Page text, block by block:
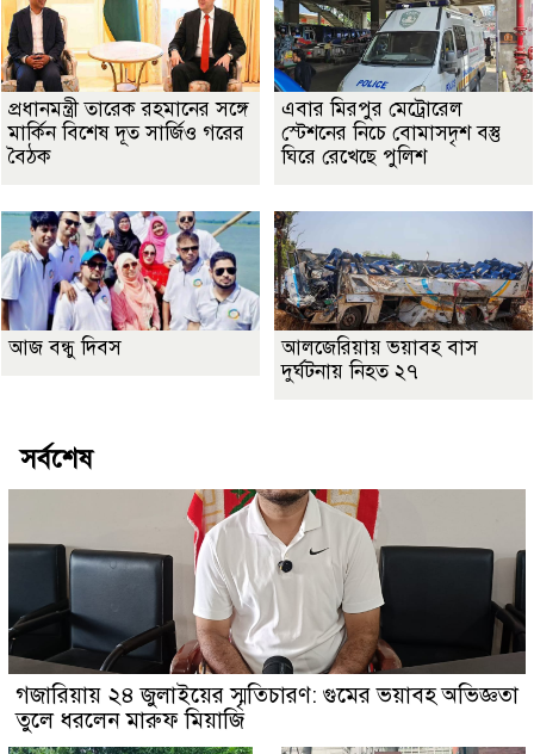
প্রধানমন্ত্রী তারেক রহমানের সঙ্গে
মার্কিন বিশেষ দূত সার্জিও গরের
বৈঠক
এবার মিরপুর মেট্রোরেল
স্টেশনের নিচে বোমাসদৃশ বস্তু
ঘিরে রেখেছে পুলিশ
আজ বন্ধু দিবস
আলজেরিয়ায় ভয়াবহ বাস
দুর্ঘটনায় নিহত ২৭
সর্বশেষ
গজারিয়ায় ২৪ জুলাইয়ের স্মৃতিচারণ: গুমের ভয়াবহ অভিজ্ঞতা
তুলে ধরলেন মারুফ মিয়াজি